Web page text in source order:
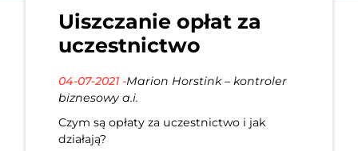
Uiszczanie opłat za
uczestnictwo
04-07-2021 -Marion Horstink – kontroler
biznesowy a.i.
Czym są opłaty za uczestnictwo i jak
działają?